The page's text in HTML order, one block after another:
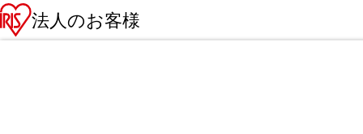
法人のお客様